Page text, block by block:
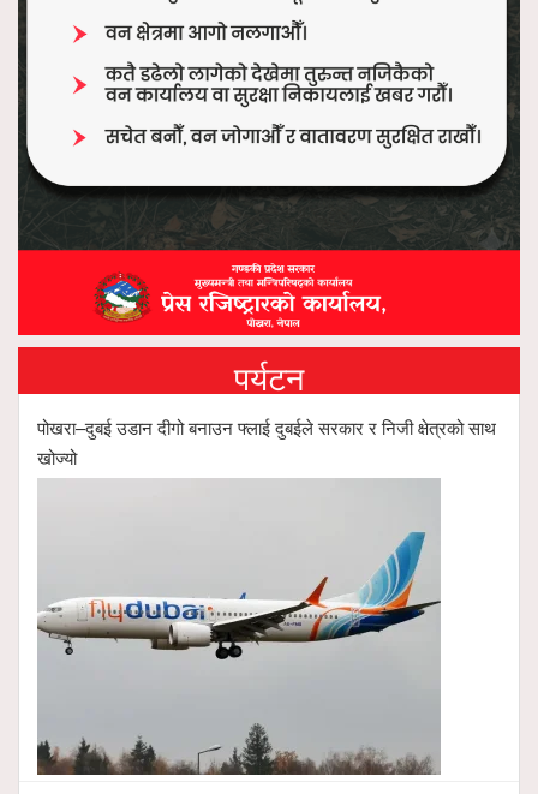
पर्यटन
पोखरा–दुबई उडान दीगो बनाउन फ्लाई दुबईले सरकार र निजी क्षेत्रको साथ
खोज्यो